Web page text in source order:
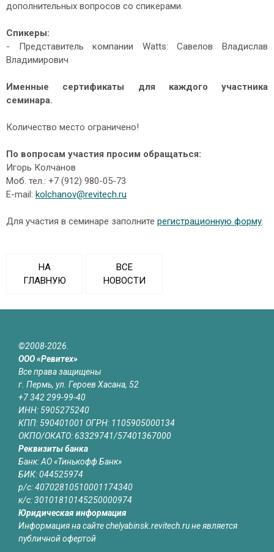
дополнительных вопросов со спикерами.
Спикеры:
- Представитель компании Watts: Савелов Владислав
Владимирович
Именные сертификаты для каждого участника
семинара.
Количество место ограничено!
По вопросам участия просим обращаться:
Игорь Колчанов
Моб. тел.: +7 (912) 980-05-73
E-mail: kolchanov@revitech.ru
Для участия в семинаре заполните регистрационную форму.
НА
ГЛАВНУЮ
ВСЕ
НОВОСТИ
©2008-2026.
ООО «Ревитех»
Все права защищены
г. Пермь, ул. Героев Хасана, 52
+7 342 299-99-40
ИНН: 5905275240
КПП: 590401001 ОГРН: 1105905000134
ОКПО/ОКАТО: 63329741/57401367000
Реквизиты банка
Банк: АО «Тинькофф Банк»
БИК: 044525974
р/с: 40702810510001174340
к/с: 30101810145250000974
Юридическая информация
Информация на сайте chelyabinsk.revitech.ru не является
публичной офертой